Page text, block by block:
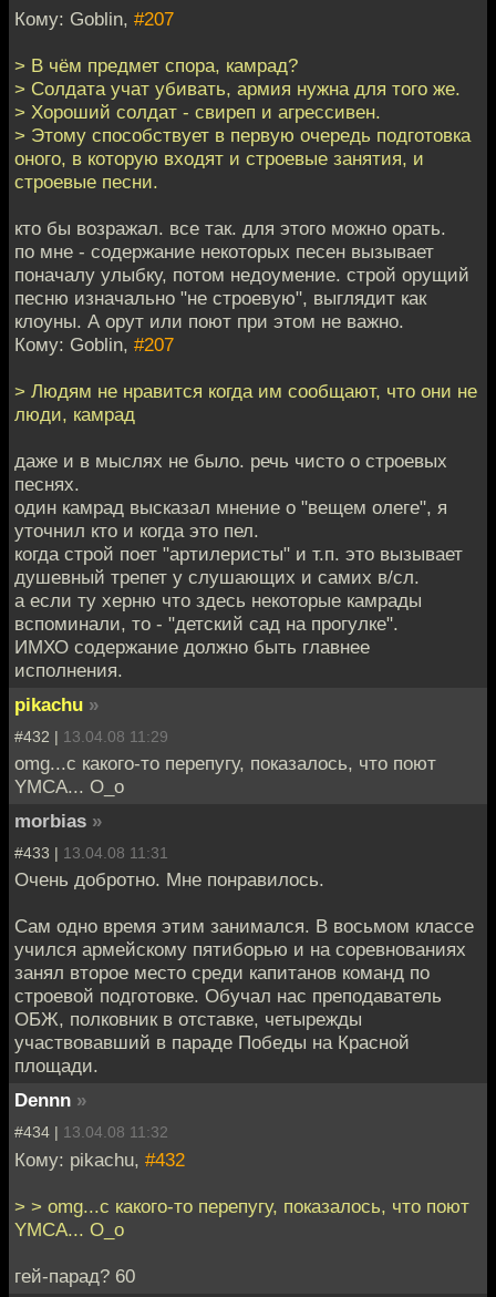
Кому: Goblin, #207
> В чём предмет спора, камрад?
> Солдата учат убивать, армия нужна для того же.
> Хороший солдат - свиреп и агрессивен.
> Этому способствует в первую очередь подготовка
оного, в которую входят и строевые занятия, и
строевые песни.
кто бы возражал. все так. для этого можно орать.
по мне - содержание некоторых песен вызывает
поначалу улыбку, потом недоумение. строй орущий
песню изначально "не строевую", выглядит как
клоуны. А орут или поют при этом не важно.
Кому: Goblin, #207
> Людям не нравится когда им сообщают, что они не
люди, камрад
даже и в мыслях не было. речь чисто о строевых
песнях.
один камрад высказал мнение о "вещем олеге", я
уточнил кто и когда это пел.
когда строй поет "артилеристы" и т.п. это вызывает
душевный трепет у слушающих и самих в/сл.
а если ту херню что здесь некоторые камрады
вспоминали, то - "детский сад на прогулке".
ИМХО содержание должно быть главнее
исполнения.
pikachu »
#432 | 13.04.08 11:29
omg...с какого-то перепугу, показалось, что поют
YMCA... O_o
morbias »
#433 | 13.04.08 11:31
Очень добротно. Мне понравилось.
Сам одно время этим занимался. В восьмом классе
учился армейскому пятиборью и на соревнованиях
занял второе место среди капитанов команд по
строевой подготовке. Обучал нас преподаватель
ОБЖ, полковник в отставке, четырежды
участвовавший в параде Победы на Красной
площади.
Dennn »
#434 | 13.04.08 11:32
Кому: pikachu, #432
> > omg...с какого-то перепугу, показалось, что поют
YMCA... O_o
гей-парад? 60